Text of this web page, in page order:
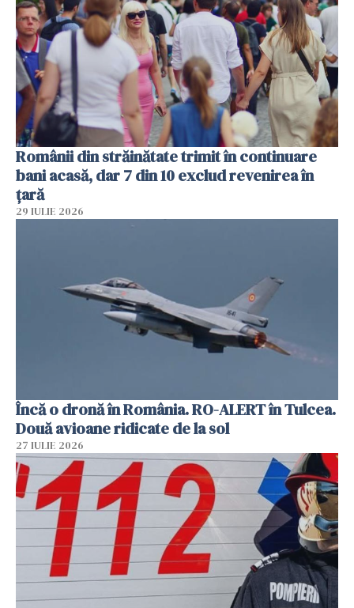
Românii din străinătate trimit în continuare
bani acasă, dar 7 din 10 exclud revenirea în
țară
29 IULIE 2026
Încă o dronă în România. RO-ALERT în Tulcea.
Două avioane ridicate de la sol
27 IULIE 2026